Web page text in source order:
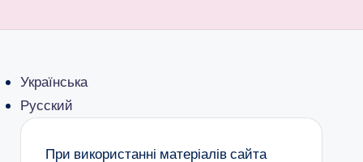
Українська
Русский
При використанні матеріалів сайта